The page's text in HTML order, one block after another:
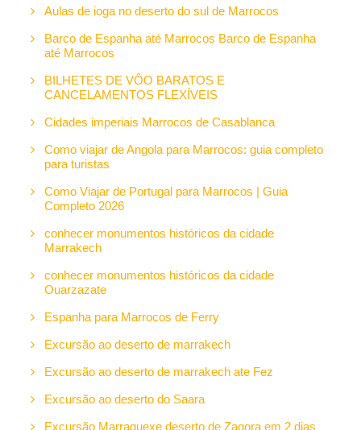
Aulas de ioga no deserto do sul de Marrocos
Barco de Espanha até Marrocos Barco de Espanha
até Marrocos
BILHETES DE VÔO BARATOS E
CANCELAMENTOS FLEXÍVEIS
Cidades imperiais Marrocos de Casablanca
Como viajar de Angola para Marrocos: guia completo
para turistas
Como Viajar de Portugal para Marrocos | Guia
Completo 2026
conhecer monumentos históricos da cidade
Marrakech
conhecer monumentos históricos da cidade
Ouarzazate
Espanha para Marrocos de Ferry
Excursão ao deserto de marrakech
Excursão ao deserto de marrakech ate Fez
Excursão ao deserto do Saara
Excursão Marraquexe deserto de Zagora em 2 dias